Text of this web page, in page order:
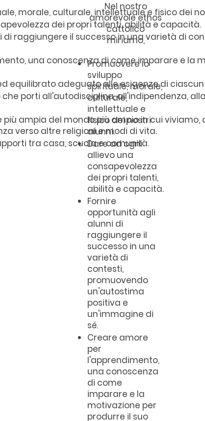
morale, culturale, intellettuale e fisico dei
dei propri talenti, abilità e capacità.
di raggiungere il successo in una varietà di
una conoscenza di come imparare e la
equilibrato adeguato alle esigenze di
porti all'autodisciplina, all'indipendenza,
ampia del mondo più ampio in cui
verso altre religioni e modi di vita.
tra casa, scuola e comunità.
Nel nostro
amorevole ethos
cattolico
miriamo,
Promuovere lo
sviluppo
spirituale, morale,
culturale,
intellettuale e
fisico dei nostri
alunni.
Dare ad ogni
allievo una
consapevolezza
dei propri talenti,
abilità e capacità.
Fornire
opportunità agli
alunni di
raggiungere il
successo in una
varietà di
contesti,
promuovendo
un'autostima
positiva e
un'immagine di
sé.
Creare amore
per
l'apprendimento,
una conoscenza
di come
imparare e la
motivazione per
produrre il suo